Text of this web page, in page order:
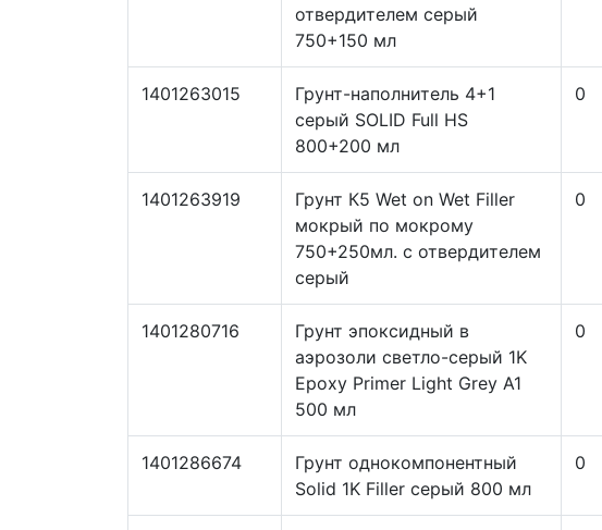
отвердителем серый
750+150 мл
1401263015
Грунт-наполнитель 4+1
серый SOLID Full HS
800+200 мл
0
1401263919
Грунт К5 Wet on Wet Filler
мокрый по мокрому
750+250мл. с отвердителем
серый
0
1401280716
Грунт эпоксидный в
аэрозоли светло-серый 1K
Epoxy Primer Light Grey А1
500 мл
0
1401286674
Грунт однокомпонентный
Solid 1K Filler серый 800 мл
0